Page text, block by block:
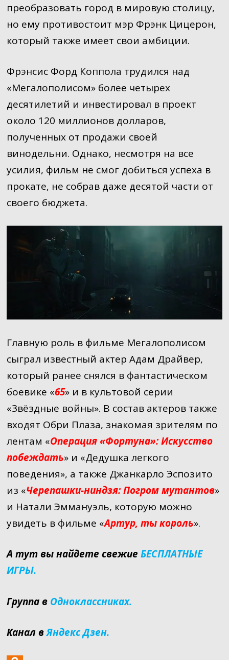
преобразовать город в мировую столицу,
но ему противостоит мэр Фрэнк Цицерон,
который также имеет свои амбиции.
Фрэнсис Форд Коппола трудился над
«Мегалополисом» более четырех
десятилетий и инвестировал в проект
около 120 миллионов долларов,
полученных от продажи своей
винодельни. Однако, несмотря на все
усилия, фильм не смог добиться успеха в
прокате, не собрав даже десятой части от
своего бюджета.
Главную роль в фильме Мегалополисом
сыграл известный актер Адам Драйвер,
который ранее снялся в фантастическом
боевике «65» и в культовой серии
«Звёздные войны». В состав актеров также
входят Обри Плаза, знакомая зрителям по
лентам «Операция «Фортуна»: Искусство
побеждать» и «Дедушка легкого
поведения», а также Джанкарло Эспозито
из «Черепашки-ниндзя: Погром мутантов»
и Натали Эммануэль, которую можно
увидеть в фильме «Артур, ты король».
А тут вы найдете свежие БЕСПЛАТНЫЕ
ИГРЫ.
Группа в Одноклассниках.
Канал вЯндекс Дзен.